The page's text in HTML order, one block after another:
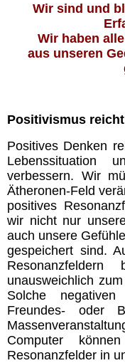
Wir sind und
Wir haben
aus unseren
Positivismus
Positives Denken
Lebenssituation
verbessern. Wir
Ätheronen-Feld
positives
wir nicht nur
auch unsere
gespeichert sind.
unausweichlich
Solche
Freundes- oder
Computer
Resonanzfelder in